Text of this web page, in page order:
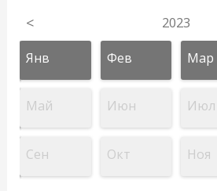
< 2023
Янв Фев Мар
Май Июн Июл
Сен Окт Ноя